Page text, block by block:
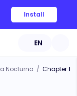
Install
EN
Nocturna / Chapter 1